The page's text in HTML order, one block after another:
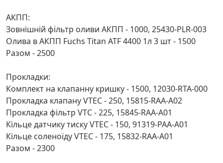
АКПП:
Зовнішній фільтр оливи АКПП - 1000, 25430-PLR-003
Олива в АКПП Fuchs Titan ATF 4400 1л 3 шт - 1500
Разом - 2500
Прокладки:
Комплект на клапанну кришку - 1500, 12030-RTA-000
Прокладка клапану VTEC - 250, 15815-RAA-A02
Прокладка фільтр VTC - 225, 15845-RAA-A01
Кільце датчику тиску VTEC - 150, 91319-PAA-A01
Кільце соленоїду VTEC - 175, 15832-RAA-A01
Разом - 2300